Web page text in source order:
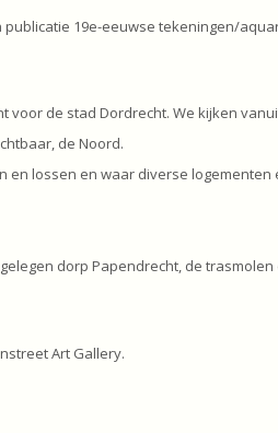
19e-eeuwse tekeningen/
de stad Dordrecht. We kijken
de Noord.
lossen en waar diverse logementen
dorp Papendrecht, de trasmolen
Art Gallery.